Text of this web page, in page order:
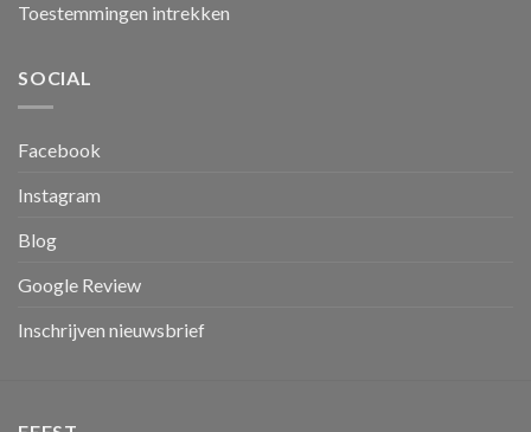
Toestemmingen intrekken
SOCIAL
Facebook
Instagram
Blog
Google Review
Inschrijven nieuwsbrief